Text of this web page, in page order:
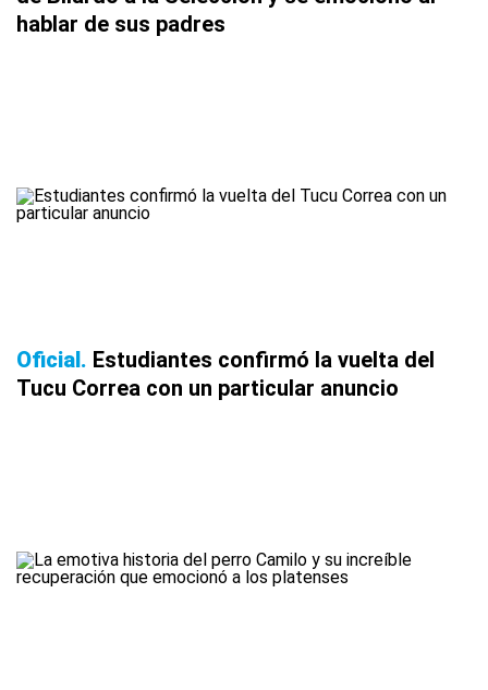
hablar de sus padres
Oficial Estudiantes confirmó la vuelta del
Tucu Correa con un particular anuncio